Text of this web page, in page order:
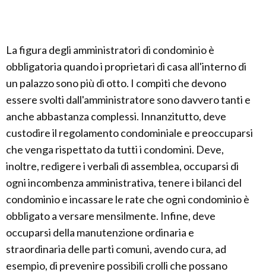
La figura degli amministratori di condominio è
obbligatoria quando i proprietari di casa all'interno di
un palazzo sono più di otto. I compiti che devono
essere svolti dall'amministratore sono davvero tanti e
anche abbastanza complessi. Innanzitutto, deve
custodire il regolamento condominiale e preoccuparsi
che venga rispettato da tutti i condomini. Deve,
inoltre, redigere i verbali di assemblea, occuparsi di
ogni incombenza amministrativa, tenere i bilanci del
condominio e incassare le rate che ogni condominio è
obbligato a versare mensilmente. Infine, deve
occuparsi della manutenzione ordinaria e
straordinaria delle parti comuni, avendo cura, ad
esempio, di prevenire possibili crolli che possano